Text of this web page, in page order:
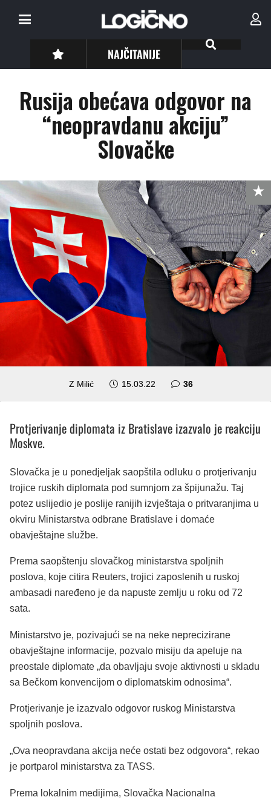
NAJČITANIJE
Rusija obećava odgovor na
“neopravdanu akciju”
Slovačke
Z Milić 15.03.22 36komentara
Protjerivanje diplomata iz Bratislave izazvalo je reakciju
Moskve.
Slovačka je u ponedjeljak saopštila odluku o protjerivanju
trojice ruskih diplomata pod sumnjom za špijunažu. Taj
potez uslijedio je poslije ranijih izvještaja o pritvaranjima u
okviru Ministarstva odbrane Bratislave i domaće
obavještajne službe.
Prema saopštenju slovačkog ministarstva spoljnih
poslova, koje citira Reuters, trojici zaposlenih u ruskoj
ambasadi naređeno je da napuste zemlju u roku od 72
sata.
Ministarstvo je, pozivajući se na neke neprecizirane
obavještajne informacije, pozvalo misiju da apeluje na
preostale diplomate „da obavljaju svoje aktivnosti u skladu
sa Bečkom konvencijom o diplomatskim odnosima“.
Protjerivanje je izazvalo odgovor ruskog Ministarstva
spoljnih poslova.
„Ova neopravdana akcija neće ostati bez odgovora“, rekao
je portparol ministarstva za TASS.
Prema lokalnim medijima, Slovačka Nacionalna